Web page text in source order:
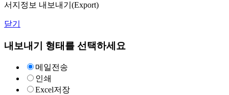
서지정보 내보내기(Export)
닫기
내보내기 형태를 선택하세요
메일전송
인쇄
Excel저장